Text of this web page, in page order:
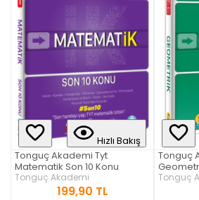
Hızlı Bakış
Tonguç Akademi Tyt
Matematik Son 10 Konu
Tonguç Akademi
199,90 TL
Tonguç
Tonguç